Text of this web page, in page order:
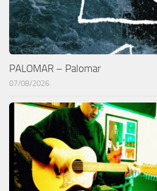
PALOMAR – Palomar
07/08/2026